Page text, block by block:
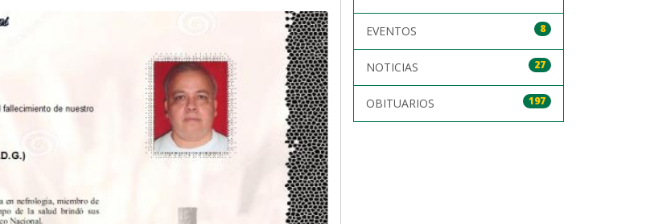
8
EVENTOS
27
NOTICIAS
197
OBITUARIOS